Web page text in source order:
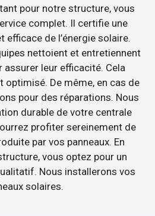
pour notre structure, vous
complet. Il certifie une
efficace de l’énergie solaire.
nettoient et entretiennent
assurer leur efficacité. Cela
optimisé. De même, en cas de
pour des réparations. Nous
durable de votre centrale
profiter sereinement de
par vos panneaux. En
vous optez pour un
Nous installerons vos
solaires.